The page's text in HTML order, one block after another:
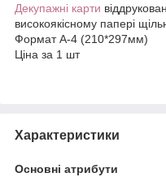
Декупажні карти
високоякісному папері
Формат А-4 (210*297мм)
Ціна за 1 шт
Характеристики
Основні атрибути